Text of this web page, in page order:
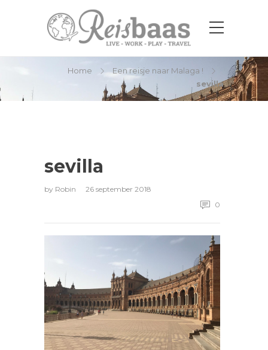
Home
Een reisje naar Malaga !
sevilla
sevilla
by Robin
26 september 2018
0